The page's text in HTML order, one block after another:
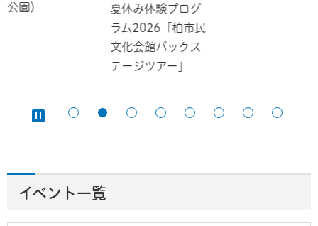
公園）
夏休み体験プログ
ラム2026「柏市民
文化会館バックス
テージツアー」
イベント一覧